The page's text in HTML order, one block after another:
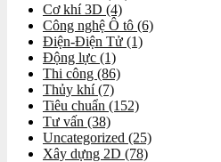
Cơ khí 3D (4)
Công nghệ Ô tô (6)
Điện-Điện Tử (1)
Động lực (1)
Thi công (86)
Thủy khí(7)
Tiêu chuẩn (152)
Tư vấn (38)
Uncategorized (25)
Xây dựng 2D (78)